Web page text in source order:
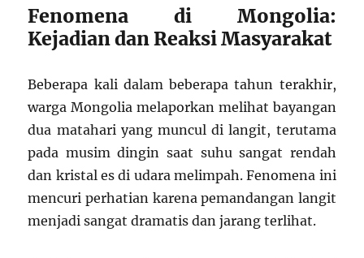
Fenomena di Mongolia:
Kejadian dan Reaksi Masyarakat
Beberapa kali dalam beberapa tahun terakhir,
warga Mongolia melaporkan melihat bayangan
dua matahari yang muncul di langit, terutama
pada musim dingin saat suhu sangat rendah
dan kristal es di udara melimpah. Fenomena ini
mencuri perhatian karena pemandangan langit
menjadi sangat dramatis dan jarang terlihat.